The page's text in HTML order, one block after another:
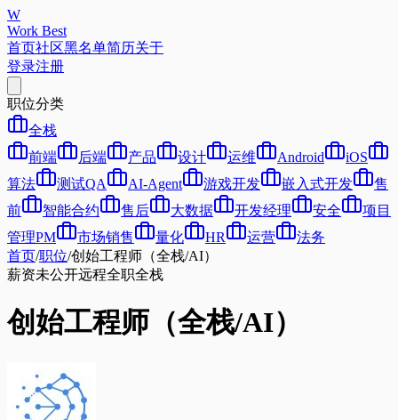
W
Work Best
首页社区黑名单简历关于
登录注册
职位分类
全栈
前端
后端 产品 设计 运维 Android
iOS
算法
测试QA AI-Agent 游戏开发 嵌入式开发
售
前
智能合约 售后 大数据 开发经理 安全
项目
管理PM
市场销售 量化 HR 运营
法务
首页/职位/创始工程师（全栈/AI）
薪资未公开远程全职全栈
创始工程师（全栈/AI）